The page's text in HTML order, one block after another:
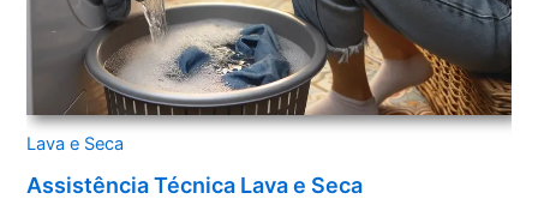
Lava e Seca
Assistência Técnica Lava e Seca